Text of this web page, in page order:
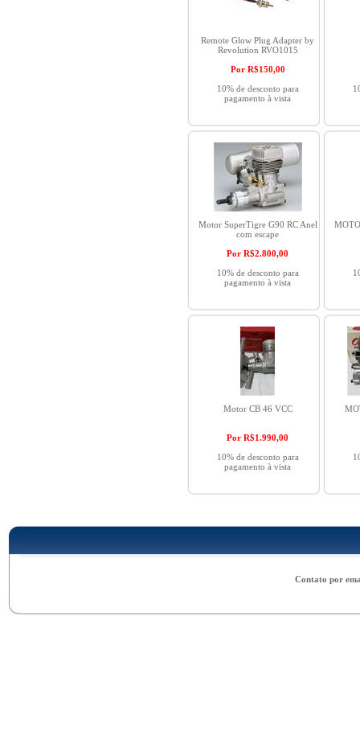
Remote Glow Plug Adapter by
Revolution RVO1015
Por R$150,00
10% de desconto para
pagamento à vista
Motor SuperTigre G90 RC Anel
com escape
Por R$2.800,00
10% de desconto para
pagamento à vista
Motor CB 46 VCC
Por R$1.990,00
10% de desconto para
pagamento à vista
Contato por